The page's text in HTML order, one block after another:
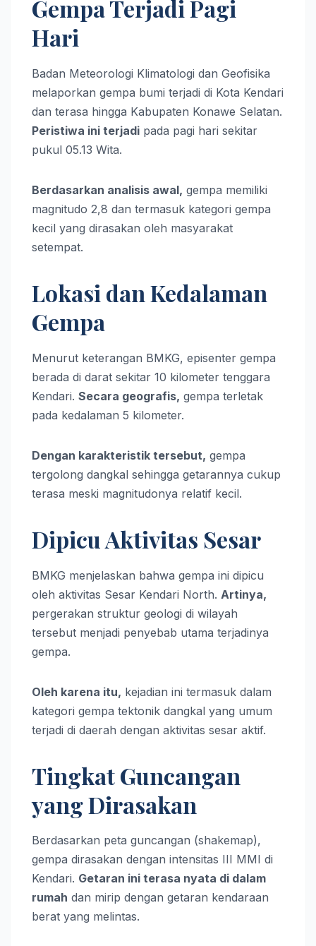
Gempa Terjadi Pagi
Hari
Badan Meteorologi Klimatologi dan Geofisika
melaporkan gempa bumi terjadi di Kota Kendari
dan terasa hingga Kabupaten Konawe Selatan.
Peristiwa ini terjadi pada pagi hari sekitar
pukul 05.13 Wita.
Berdasarkan analisis awal, gempa memiliki
magnitudo 2,8 dan termasuk kategori gempa
kecil yang dirasakan oleh masyarakat
setempat.
Lokasi dan Kedalaman
Gempa
Menurut keterangan BMKG, episenter gempa
berada di darat sekitar 10 kilometer tenggara
Kendari. Secara geografis, gempa terletak
pada kedalaman 5 kilometer.
Dengan karakteristik tersebut, gempa
tergolong dangkal sehingga getarannya cukup
terasa meski magnitudonya relatif kecil.
Dipicu Aktivitas Sesar
BMKG menjelaskan bahwa gempa ini dipicu
oleh aktivitas Sesar Kendari North. Artinya,
pergerakan struktur geologi di wilayah
tersebut menjadi penyebab utama terjadinya
gempa.
Oleh karena itu, kejadian ini termasuk dalam
kategori gempa tektonik dangkal yang umum
terjadi di daerah dengan aktivitas sesar aktif.
Tingkat Guncangan
yang Dirasakan
Berdasarkan peta guncangan (shakemap),
gempa dirasakan dengan intensitas III MMI di
Kendari. Getaran ini terasa nyata di dalam
rumah dan mirip dengan getaran kendaraan
berat yang melintas.